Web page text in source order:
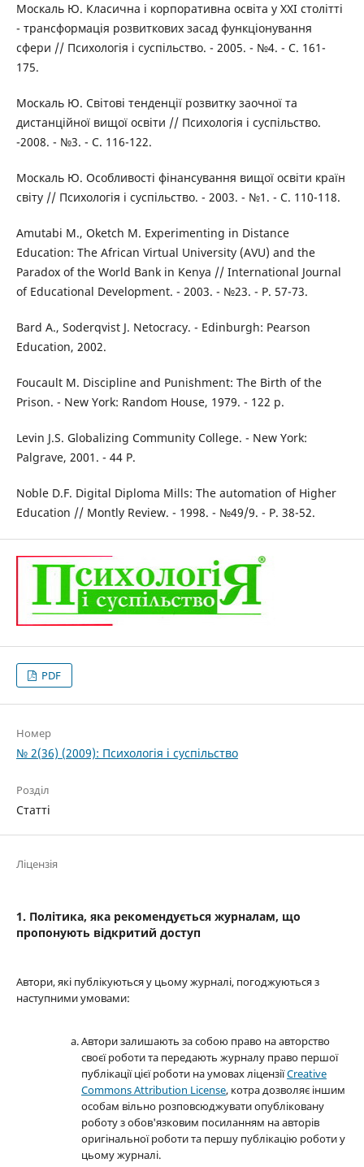
Москаль Ю. Класична і корпоративна освіта у XXI столітті
- трансформація розвиткових засад функціонування
сфери // Психологія і суспільство. - 2005. - №4. - С. 161-
175.
Москаль Ю. Світові тенденції розвитку заочної та
дистанційної вищої освіти // Психологія і суспільство.
-2008. - №3. - С. 116-122.
Москаль Ю. Особливості фінансування вищої освіти країн
світу // Психологія і суспільство. - 2003. - №1. - С. 110-118.
Amutabi M., Oketch M. Experimenting in Distance
Education: The African Virtual University (AVU) and the
Paradox of the World Bank in Kenya // International Journal
of Educational Development. - 2003. - №23. - P. 57-73.
Bard A., Soderqvist J. Netocracy. - Edinburgh: Pearson
Education, 2002.
Foucault M. Discipline and Punishment: The Birth of the
Prison. - New York: Random House, 1979. - 122 p.
Levin J.S. Globalizing Community College. - New York:
Palgrave, 2001. - 44 P.
Noble D.F. Digital Diploma Mills: The automation of Higher
Education // Montly Review. - 1998. - №49/9. - P. 38-52.
PDF
Номер
№ 2(36) (2009): Психологія і суспільство
Розділ
Статті
Ліцензія
1. Політика, яка рекомендується журналам, що
пропонують відкритий доступ
Автори, які публікуються у цьому журналі, погоджуються з
наступними умовами:
Автори залишають за собою право на авторство
своєї роботи та передають журналу право першої
публікації цієї роботи на умовах ліцензіїCreative
Commons Attribution License, котра дозволяє іншим
особам вільно розповсюджувати опубліковану
роботу з обов'язковим посиланням на авторів
оригінальної роботи та першу публікацію роботи у
цьому журналі.